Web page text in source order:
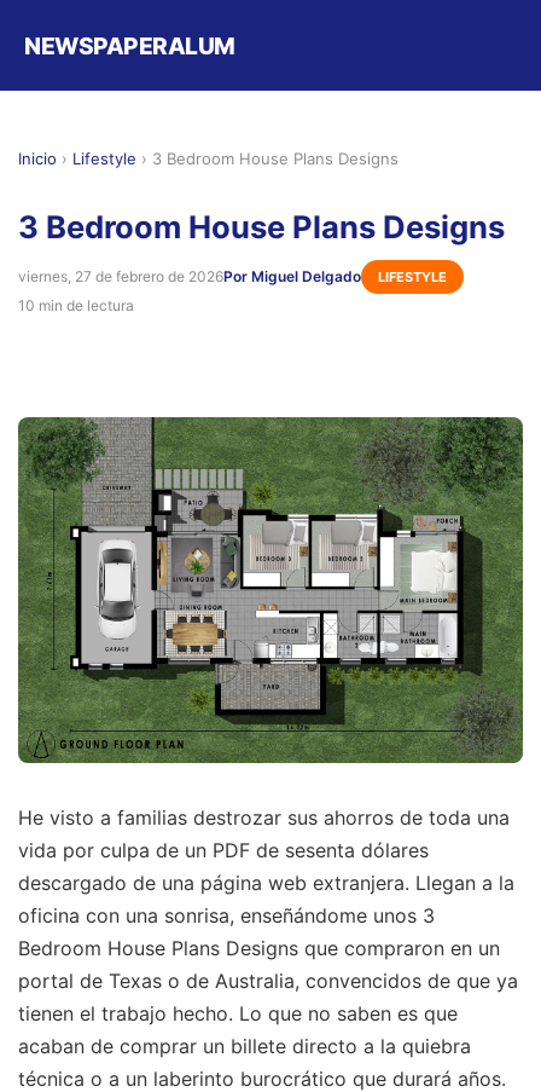
NEWSPAPERALUM
Inicio › Lifestyle › 3 Bedroom House Plans Designs
3 Bedroom House Plans Designs
viernes, 27 de febrero de 2026Por Miguel Delgado LIFESTYLE
10 min de lectura
He visto a familias destrozar sus ahorros de toda una
vida por culpa de un PDF de sesenta dólares
descargado de una página web extranjera. Llegan a la
oficina con una sonrisa, enseñándome unos 3
Bedroom House Plans Designs que compraron en un
portal de Texas o de Australia, convencidos de que ya
tienen el trabajo hecho. Lo que no saben es que
acaban de comprar un billete directo a la quiebra
técnica o a un laberinto burocrático que durará años.